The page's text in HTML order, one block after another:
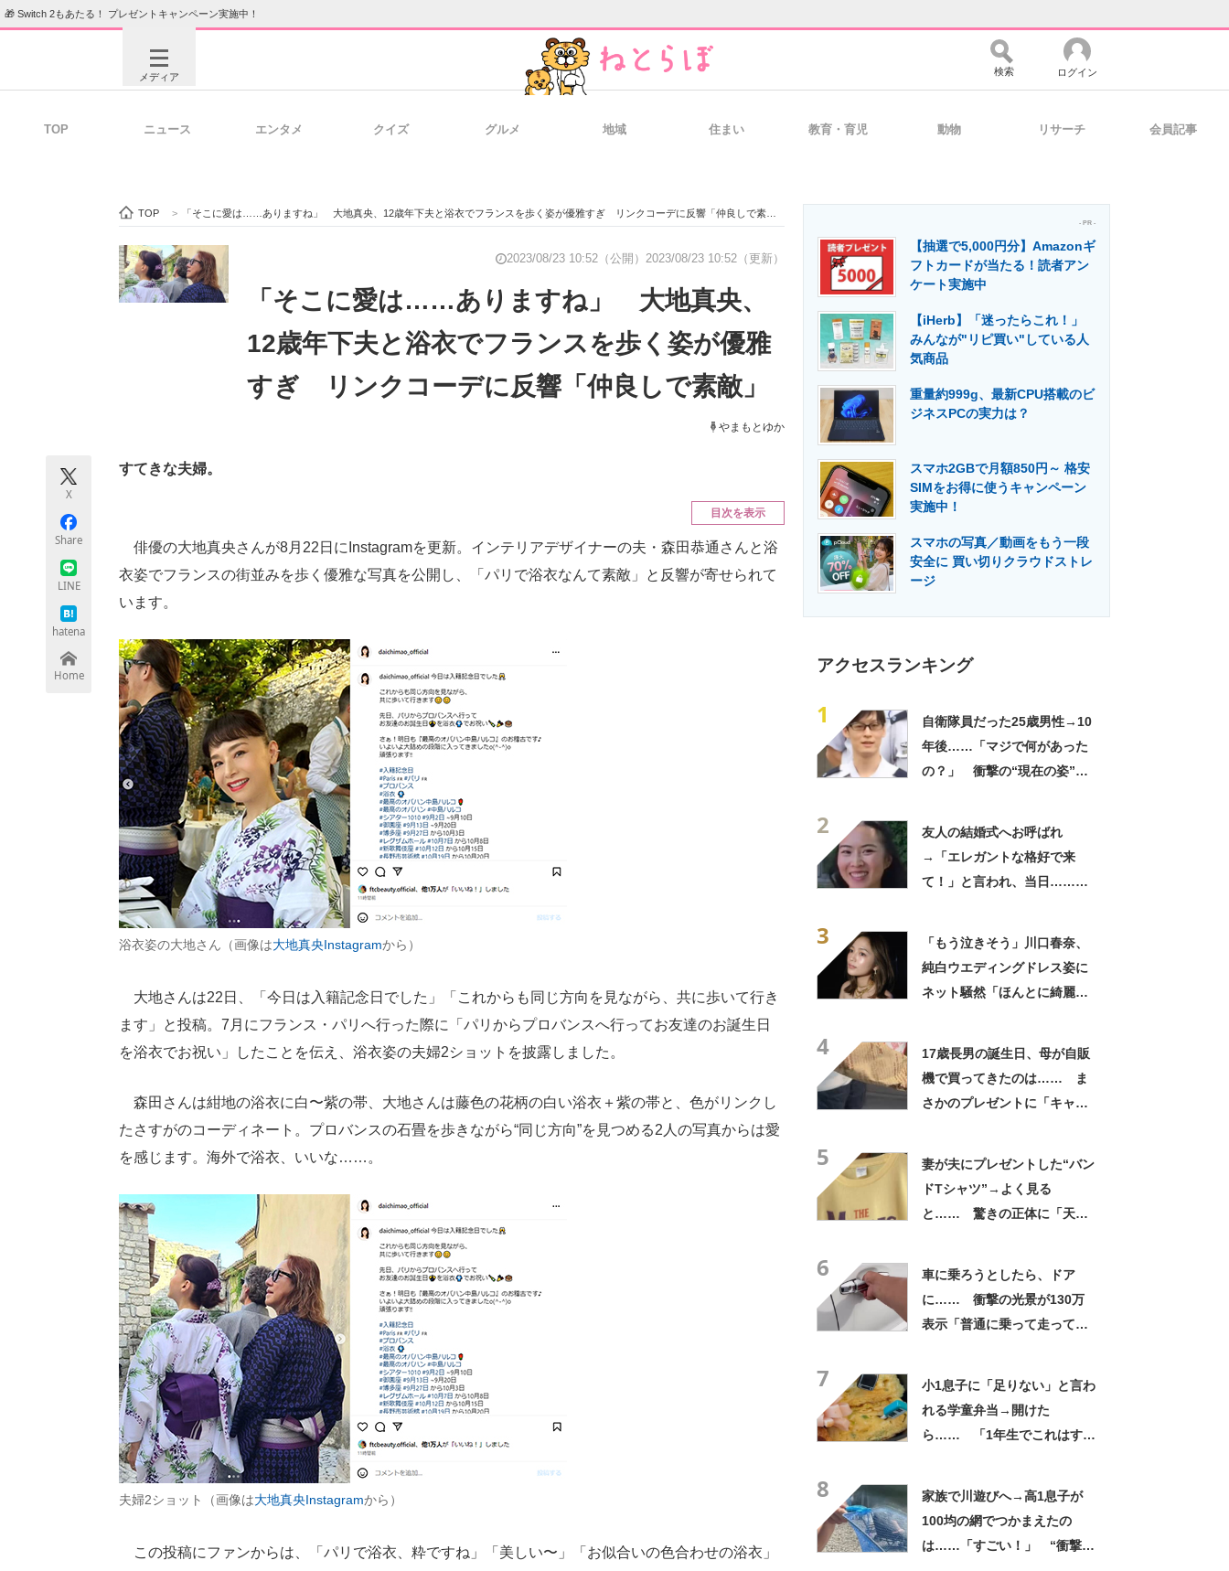
🎁 Switch 2もあたる！ プレゼントキャンペーン実施中！
メディア
ビジネスと働き方のヒント 経営リーダーのコミュニティ マーケ×ITの今がよく分かる
ITエンジニア向け専門サイト 企業向けIT製品の総合サイト IT製品の技術・比較・事例 製造業のIT導入・活用を支援
エネルギーの専門メディア 建設×テクノロジーの最前線
検索 ログイン
TOP ニュース エンタメ クイズ グルメ 地域 住まい 教育・育児 動物 リサーチ 会員記事
TOP > 「そこに愛は……ありますね」 大地真央、12歳年下夫と浴衣でフランスを歩く姿が優雅すぎ リンクコーデに反響「仲良しで素敵」
2023/08/23 10:52（公開） 2023/08/23 10:52（更新）
「そこに愛は……ありますね」 大地真央、
12歳年下夫と浴衣でフランスを歩く姿が優雅
すぎ リンクコーデに反響「仲良しで素敵」
やまもとゆか
X
Share
LINE
hatena
Home
すてきな夫婦。
目次を表示
俳優の大地真央さんが8月22日にInstagramを更新。インテリアデザイナーの夫・森田恭通さんと浴
衣姿でフランスの街並みを歩く優雅な写真を公開し、「パリで浴衣なんて素敵」と反響が寄せられて
います。
浴衣姿の大地さん（画像は大地真央Instagramから）
大地さんは22日、「今日は入籍記念日でした」「これからも同じ方向を見ながら、共に歩いて行き
ます」と投稿。7月にフランス・パリへ行った際に「パリからプロバンスへ行ってお友達のお誕生日
を浴衣でお祝い」したことを伝え、浴衣姿の夫婦2ショットを披露しました。
森田さんは紺地の浴衣に白〜紫の帯、大地さんは藤色の花柄の白い浴衣＋紫の帯と、色がリンクし
たさすがのコーディネート。プロバンスの石畳を歩きながら“同じ方向”を見つめる2人の写真からは愛
を感じます。海外で浴衣、いいな……。
夫婦2ショット（画像は大地真央Instagramから）
この投稿にファンからは、「パリで浴衣、粋ですね」「美しい〜」「お似合いの色合わせの浴衣」
- PR -
【抽選で5,000円分】Amazonギ
フトカードが当たる！読者アン
ケート実施中
【iHerb】「迷ったらこれ！」
みんなが"リピ買い"している人
気商品
重量約999g、最新CPU搭載のビ
ジネスPCの実力は？
スマホ2GBで月額850円～ 格安
SIMをお得に使うキャンペーン
実施中！
スマホの写真／動画をもう一段
安全に 買い切りクラウドストレ
ージ
アクセスランキング
1
自衛隊員だった25歳男性→10
年後……「マジで何があった
の？」 衝撃の“現在の姿”が
2
友人の結婚式へお呼ばれ
→「エレガントな格好で来
て！」と言われ、当日……ま
3
「もう泣きそう」川口春奈、
純白ウエディングドレス姿に
ネット騒然「ほんとに綺麗」
4
17歳長男の誕生日、母が自販
機で買ってきたのは…… ま
さかのプレゼントに「キャー
5
妻が夫にプレゼントした“バン
ドTシャツ”→よく見る
と…… 驚きの正体に「天
6
車に乗ろうとしたら、ドア
に…… 衝撃の光景が130万
表示「普通に乗って走ってた
7
小1息子に「足りない」と言わ
れる学童弁当→開けた
ら…… 「1年生でこれはすご
8
家族で川遊びへ→高1息子が
100均の網でつかまえたの
は……「すごい！」 “衝撃の